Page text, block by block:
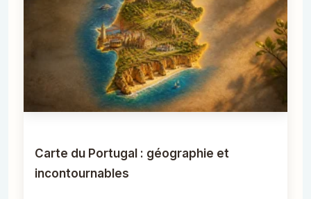
Carte du Portugal : géographie et
incontournables